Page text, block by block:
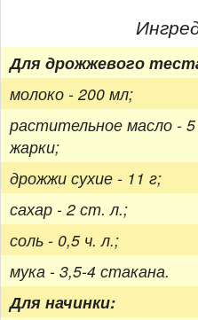
Для дрожжевого
молоко - 200 мл;
растительное масло -
жарки;
дрожжи сухие - 11 г;
сахар - 2 ст. л.;
соль - 0,5 ч. л.;
мука - 3,5-4 стакана.
Для начинки: